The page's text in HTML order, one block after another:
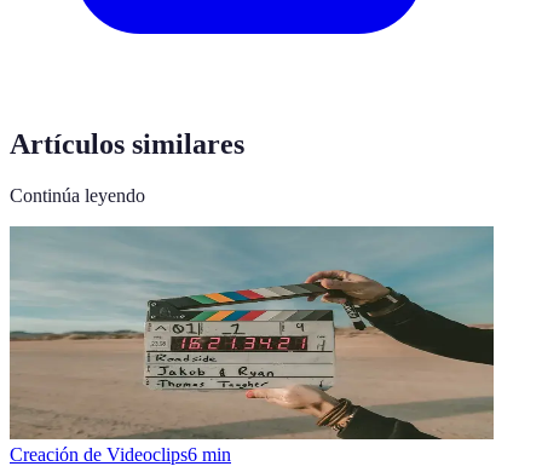
Artículos similares
Continúa leyendo
Creación de Videoclips6 min